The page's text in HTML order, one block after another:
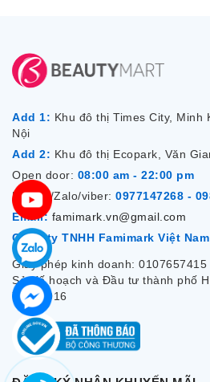
Add 1: Khu đô thị Times City, Minh
Nội
Add 2: Khu đô thị Ecopark, Văn
Open door: 08:00 am - 22:00 pm
Hotline/Zalo/viber: 0977147268 -
Email: famimark.vn@gmail.com
Công ty TNHH Famimark Việt Nam
Giấy phép kinh doanh: 0107657415
Sở Kế hoạch và Đầu tư thành phố
7/12/2016